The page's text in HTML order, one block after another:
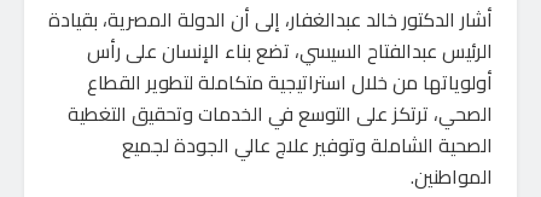
أشار الدكتور خالد عبدالغفار، إلى أن الدولة المصرية، بقيادة
الرئيس عبدالفتاح السيسي، تضع بناء الإنسان على رأس
أولوياتها من خلال استراتيجية متكاملة لتطوير القطاع
الصحي، ترتكز على التوسع في الخدمات وتحقيق التغطية
الصحية الشاملة وتوفير علاج عالي الجودة لجميع
المواطنين.